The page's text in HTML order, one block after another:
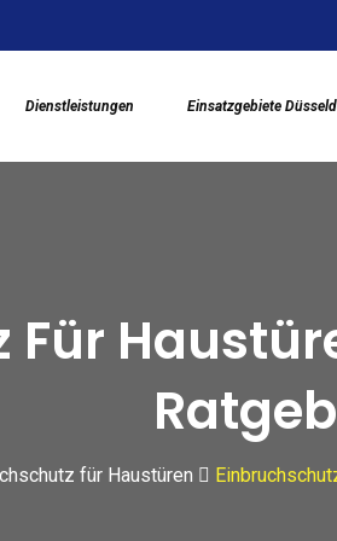
Dienstleistungen Einsatzgebiete
für Haustüren